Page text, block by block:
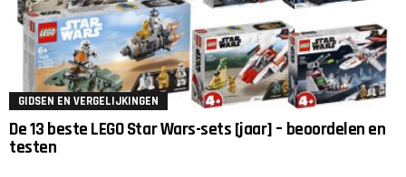
GIDSEN EN VERGELIJKINGEN
De 13 beste LEGO Star Wars-sets [jaar] – beoordelen en
testen